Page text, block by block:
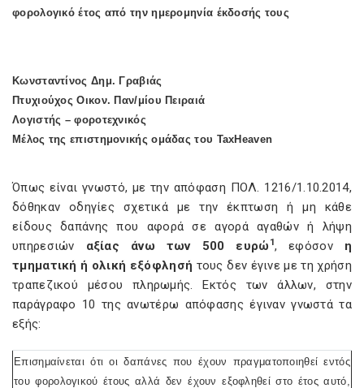
φορολογικό έτος από την ημερομηνία έκδοσής τους
Κωνσταντίνος Δημ. Γραβιάς
Πτυχιούχος Οικον. Παν/μίου Πειραιά
Λογιστής – φοροτεχνικός
Μέλος της επιστημονικής ομάδας του TaxHeaven
Όπως είναι γνωστό, με την απόφαση ΠΟΛ. 1216/1.10.2014,
δόθηκαν οδηγίες σχετικά με την έκπτωση ή μη κάθε
είδους δαπάνης που αφορά σε αγορά αγαθών ή λήψη
υπηρεσιών αξίας άνω των 500 ευρώ 1, εφόσον η
τμηματική ή ολική εξόφλησή τους δεν έγινε με τη χρήση
τραπεζικού μέσου πληρωμής. Εκτός των άλλων, στην
παράγραφο 10 της ανωτέρω απόφασης έγιναν γνωστά τα
εξής:
Επισημαίνεται ότι οι δαπάνες που έχουν πραγματοποιηθεί εντός
του φορολογικού έτους αλλά δεν έχουν εξοφληθεί στο έτος αυτό,